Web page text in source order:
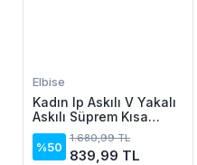
Elbise
Kadın Ip Askılı V Yakalı
Askılı Süprem Kısa
Elbise
%50
1.680,99 TL
839,99 TL